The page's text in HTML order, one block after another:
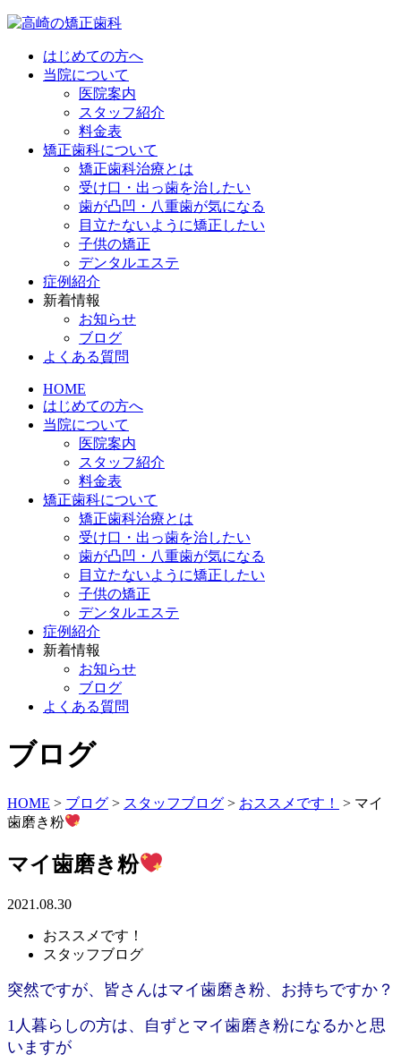
はじめての方へ
当院について
医院案内
スタッフ紹介
料金表
矯正歯科について
矯正歯科治療とは
受け口・出っ歯を治したい
歯が凸凹・八重歯が気になる
目立たないように矯正したい
子供の矯正
デンタルエステ
症例紹介
新着情報
お知らせ
ブログ
よくある質問
HOME
はじめての方へ
当院について
医院案内
スタッフ紹介
料金表
矯正歯科について
矯正歯科治療とは
受け口・出っ歯を治したい
歯が凸凹・八重歯が気になる
目立たないように矯正したい
子供の矯正
デンタルエステ
症例紹介
新着情報
お知らせ
ブログ
よくある質問
ブログ
HOME > ブログ > スタッフブログ > おススメです！ > マイ
歯磨き粉
マイ歯磨き粉
2021.08.30
おススメです！
スタッフブログ
突然ですが、皆さんはマイ歯磨き粉、お持ちですか？
1人暮らしの方は、自ずとマイ歯磨き粉になるかと思
いますが